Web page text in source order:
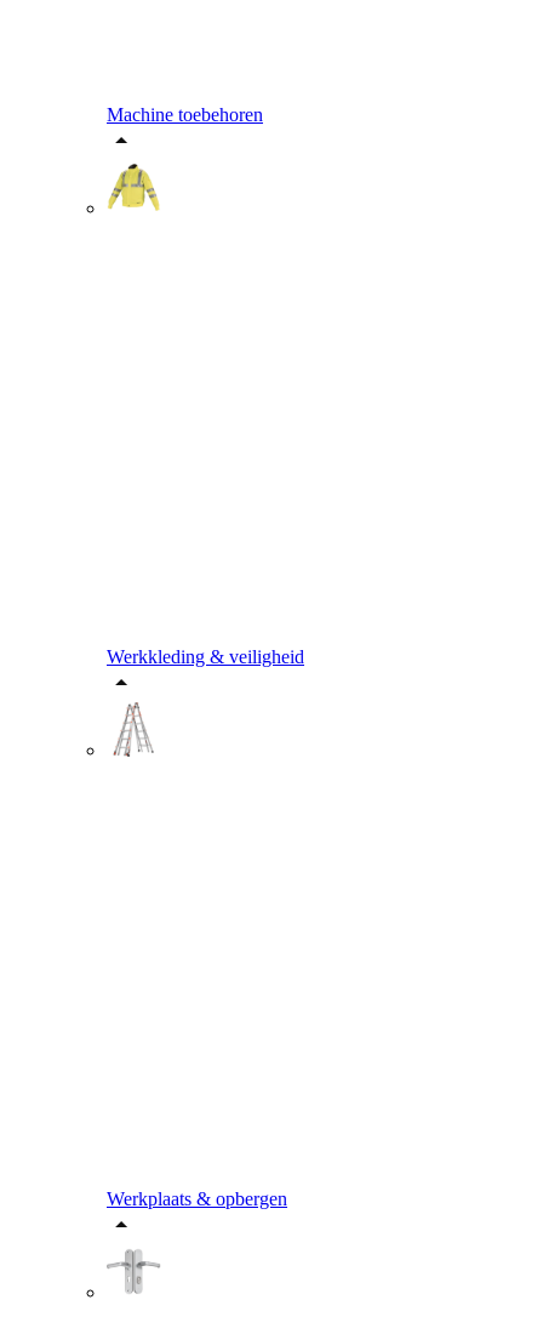
Machine toebehoren
Werkkleding & veiligheid
Werkplaats & opbergen